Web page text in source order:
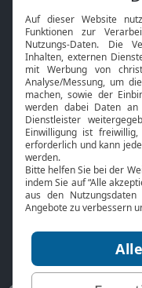
Neuigkeiten
Bibel TV
Über uns
Jobs
Mediadaten